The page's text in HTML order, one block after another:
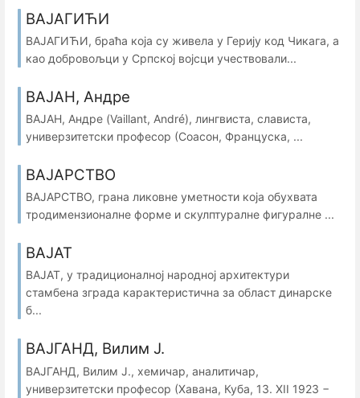
ВАЈАГИЋИ
ВАЈАГИЋИ, браћа која су живела у Герију код Чикага, а
као добровољци у Српској војсци учествовали...
ВАЈАН, Андре
ВАЈАН, Андре (Vaillant, André), лингвиста, слависта,
универзитетски професор (Соасон, Француска, ...
ВАЈАРСТВО
ВАЈАРСТВО, грана ликовне уметности која обухвата
тродимензионалне форме и скулптуралне фигуралне ...
ВАЈАТ
ВАЈАТ, у традиционалној народној архитектури
стамбена зграда карактеристична за област динарске
б...
ВАЈГАНД, Вилим Ј.
ВАЈГАНД, Вилим Ј., хемичар, аналитичар,
универзитетски професор (Хавана, Куба, 13. XII 1923 −